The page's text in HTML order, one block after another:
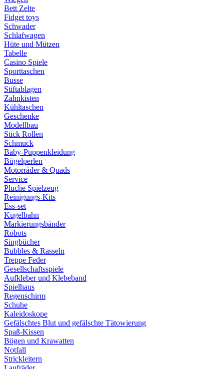
Bett Zelte
Fidget toys
Schwader
Schlafwagen
Hüte und Mützen
Tabelle
Casino Spiele
Sporttaschen
Busse
Stiftablagen
Zahnkisten
Kühltaschen
Geschenke
Modellbau
Stick Rollen
Schmuck
Baby-Puppenkleidung
Bügelperlen
Motorräder & Quads
Service
Pluche Spielzeug
Reinigungs-Kits
Ess-set
Kugelbahn
Markierungsbänder
Robots
Singbücher
Bubbles & Rasseln
Treppe Feder
Gesellschaftsspiele
Aufkleber und Klebeband
Spielhaus
Regenschirm
Schuhe
Kaleidoskope
Gefälschtes Blut und gefälschte Tätowierung
Spaß-Kissen
Bögen und Krawatten
Notfall
Strickleitern